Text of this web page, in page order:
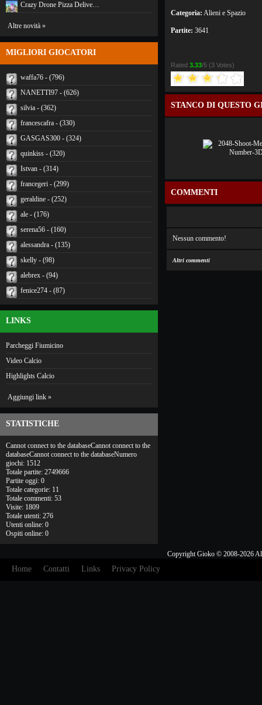
Crazy Drone Pizza Delive…
Altre novità »
MIGLIORI GIOCATORI
waffa76 - (796)
NANETTI97 - (626)
silvia - (362)
francescafra - (330)
GASGAS300 - (324)
quinkiss - (320)
Istvan - (314)
francegeri - (299)
geraldine - (252)
ale - (176)
serena56 - (160)
alessandra - (135)
skelly - (98)
alebrex - (94)
fenice274 - (87)
LINKS
Parcheggi Fiumicino
Video Calcio
Highlights Calcio
Aggiungi link »
STATISTICHE
Cannot connect to the databaseCannot connect to the
databaseCannot connect to the databaseNumero
giochi: 1512
Totale partite: 2749666
Partite oggi: 0
Totale categorie: 11
Totale commenti: 53
Visite: 1809
Totale utenti: 276
Utenti online: 0
Ospiti online: 0
Categoria: Alieni e Spazio
Partite: 3641
Rated 3.33/5 (3 Votes)
STANCO DI QUESTO
COMMENTI
Nessun commento!
Altri commenti
Copyright Gioko © 2008-2026
Home Contatti Links Privacy Policy